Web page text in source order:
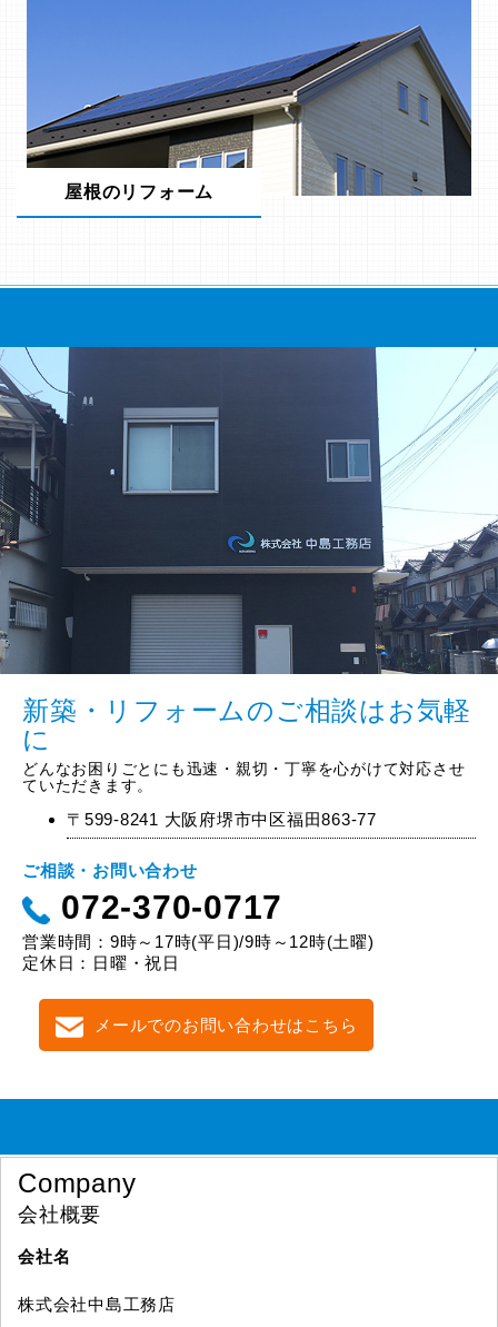
屋根のリフォーム
新築・リフォームのご相談はお気軽
に
どんなお困りごとにも迅速・親切・丁寧を心がけて対応させ
ていただきます。
〒599-8241 大阪府堺市中区福田863-77
ご相談・お問い合わせ
072-370-0717
営業時間：9時～17時(平日)/9時～12時(土曜)
定休日：日曜・祝日
メールでのお問い合わせはこちら
Company
会社概要
会社名
株式会社中島工務店